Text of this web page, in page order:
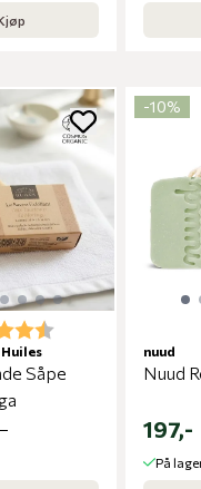
4.5 av 5 mulige
Såpe
-10%
nuud
Nuud
197,-
På